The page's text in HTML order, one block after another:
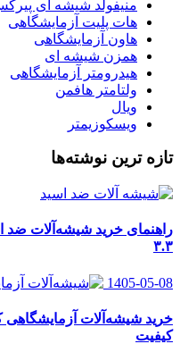
منیفولد شیشه ای
هات پلیت آزمایشگاهی
هاون آزمایشگاهی
همزن شیشه ای
هیدرومتر آزمایشگاهی
ولتامتر هافمن
ویال
ویسکوزیمتر
تازه ترین نوشته‌ها
راهنمای خرید شیشه‌آلات ضد
۳.۳
1405-05-08
کیفیت